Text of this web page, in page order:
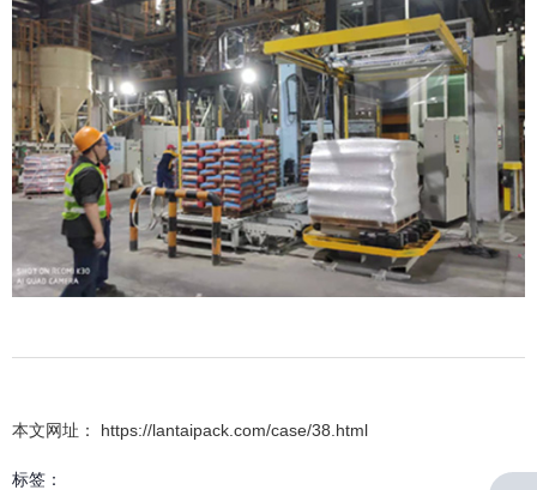
本文网址： https://lantaipack.com/case/38.html
标签：